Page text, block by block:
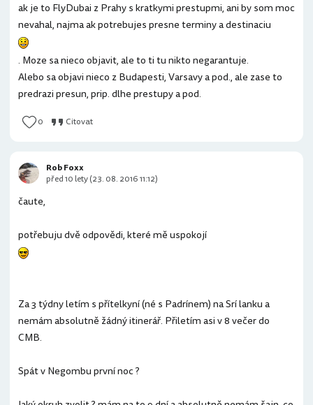
ak je to FlyDubai z Prahy s kratkymi prestupmi, ani by som moc
nevahal, najma ak potrebujes presne terminy a destinaciu
. Moze sa nieco objavit, ale to ti tu nikto negarantuje.
Alebo sa objavi nieco z Budapesti, Varsavy a pod., ale zase to
predrazi presun, prip. dlhe prestupy a pod.
0 Citovat
čaute,
potřebuju dvě odpovědi, které mě uspokojí
Za 3 týdny letím s přítelkyní (né s Padrínem) na Srí lanku a
nemám absolutně žádný itinerář. Přiletím asi v 8 večer do
CMB.
Spát v Negombu první noc ?
Rob Foxx
před 10 lety (23. 08. 2016 11:12)